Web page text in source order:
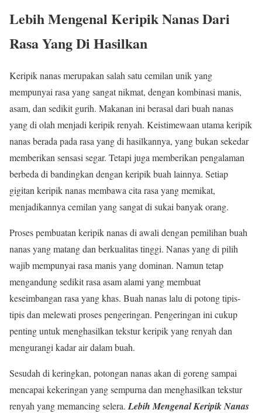
Lebih Mengenal Keripik Nanas Dari
Rasa Yang Di Hasilkan
Keripik nanas merupakan salah satu cemilan unik yang
mempunyai rasa yang sangat nikmat, dengan kombinasi manis,
asam, dan sedikit gurih. Makanan ini berasal dari buah nanas
yang di olah menjadi keripik renyah. Keistimewaan utama keripik
nanas berada pada rasa yang di hasilkannya, yang bukan sekedar
memberikan sensasi segar. Tetapi juga memberikan pengalaman
berbeda di bandingkan dengan keripik buah lainnya. Setiap
gigitan keripik nanas membawa cita rasa yang memikat,
menjadikannya cemilan yang sangat di sukai banyak orang.
Proses pembuatan keripik nanas di awali dengan pemilihan buah
nanas yang matang dan berkualitas tinggi. Nanas yang di pilih
wajib mempunyai rasa manis yang dominan. Namun tetap
mengandung sedikit rasa asam alami yang membuat
keseimbangan rasa yang khas. Buah nanas lalu di potong tipis-
tipis dan melewati proses pengeringan. Pengeringan ini cukup
penting untuk menghasilkan tekstur keripik yang renyah dan
mengurangi kadar air dalam buah.
Sesudah di keringkan, potongan nanas akan di goreng sampai
mencapai kekeringan yang sempurna dan menghasilkan tekstur
renyah yang memancing selera. Lebih Mengenal Keripik Nanas